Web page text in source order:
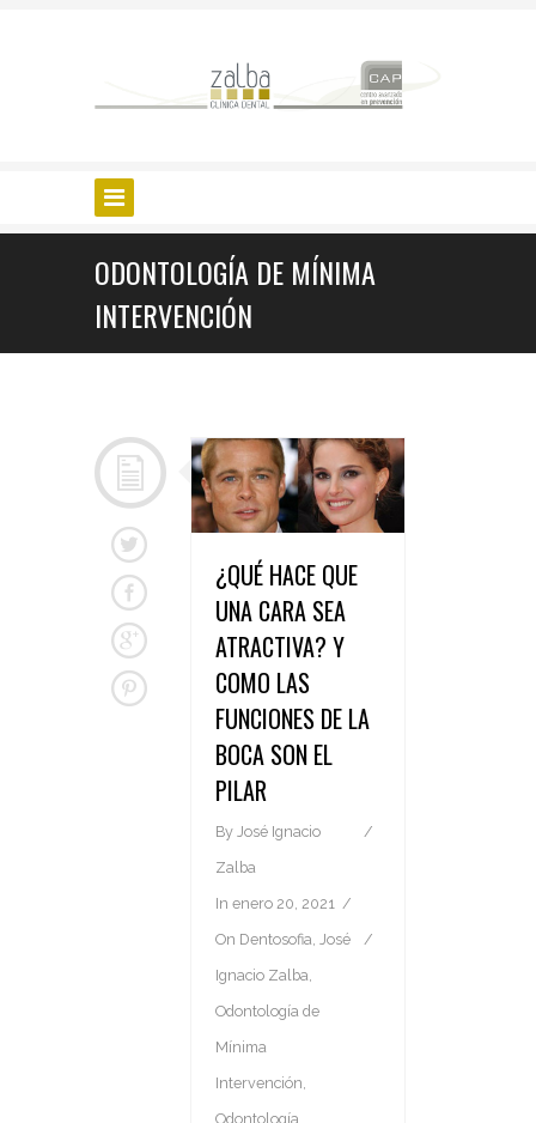
ODONTOLOGÍA DE MÍNIMA
INTERVENCIÓN
¿QUÉ HACE QUE
UNA CARA SEA
ATRACTIVA? Y
COMO LAS
FUNCIONES DE LA
BOCA SON EL
PILAR
By José Ignacio
Zalba
In enero 20, 2021
On Dentosofia
José
Ignacio Zalba
Odontología de
Mínima
Intervención
Odontología